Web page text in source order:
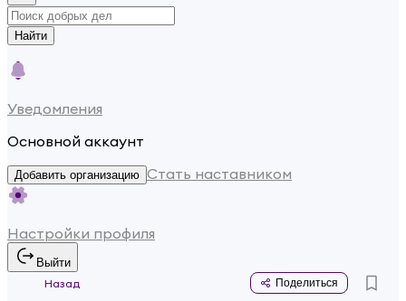
Найти
Уведомления
Основной аккаунт
Добавить организацию Стать наставником
Настройки профиля
Выйти
Назад
Поделиться